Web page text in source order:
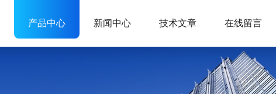
产品中心 新闻中心 技术文章 在线留言